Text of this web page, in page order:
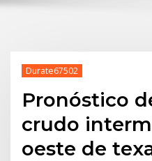
Durate67502
Pronóstico
crudo
oeste de